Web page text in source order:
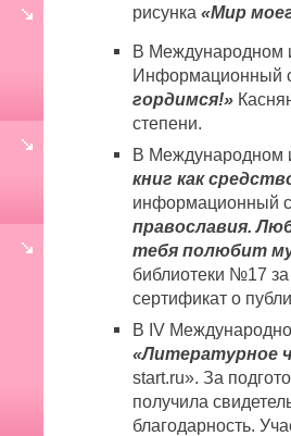
рисунка «Мир
В Международном
Информационный
гордимся!»
степени.
В Международном
книг как
информационный
православия.
тебя полюбит
библиотеки №17
сертификат о
В IV
«Литературное
start.ru». За
получила
благодарность.